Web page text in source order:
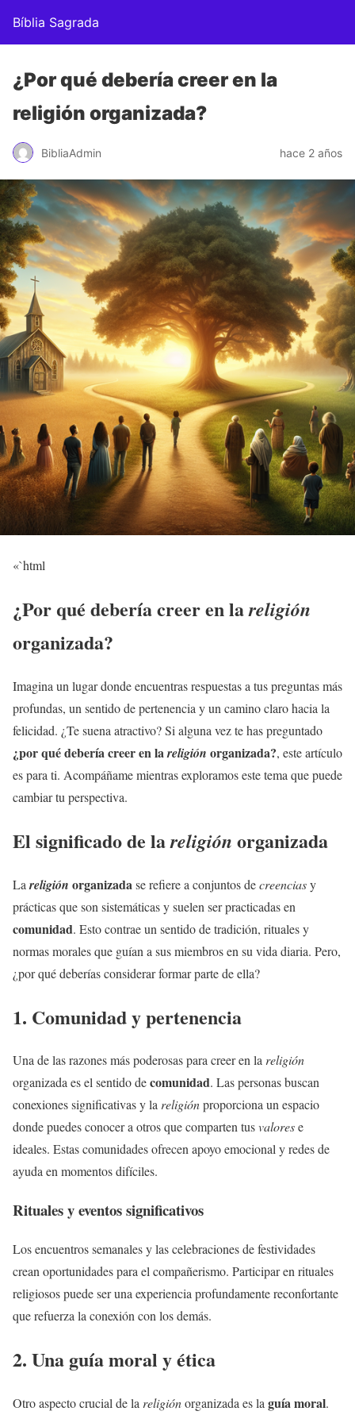
Bíblia Sagrada
¿Por qué debería creer en la
religión organizada?
BibliaAdmin hace 2 años
«`html
¿Por qué debería creer en lareligión
organizada?
Imagina un lugar donde encuentras respuestas a tus preguntas más
profundas, un sentido de pertenencia y un camino claro hacia la
felicidad. ¿Te suena atractivo? Si alguna vez te has preguntado
¿por qué debería creer en lareligión organizada?, este artículo
es para ti. Acompáñame mientras exploramos este tema que puede
cambiar tu perspectiva.
El significado de lareligión organizada
La religión organizadase refiere a conjuntos decreenciasy
prácticas que son sistemáticas y suelen ser practicadas en
comunidad. Esto contrae un sentido de tradición, rituales y
normas morales que guían a sus miembros en su vida diaria. Pero,
¿por qué deberías considerar formar parte de ella?
1. Comunidad y pertenencia
Una de las razones más poderosas para creer en lareligión
organizada es el sentido decomunidad. Las personas buscan
conexiones significativas y lareligiónproporciona un espacio
donde puedes conocer a otros que comparten tusvalorese
ideales. Estas comunidades ofrecen apoyo emocional y redes de
ayuda en momentos difíciles.
Rituales y eventos significativos
Los encuentros semanales y las celebraciones de festividades
crean oportunidades para el compañerismo. Participar en rituales
religiosos puede ser una experiencia profundamente reconfortante
que refuerza la conexión con los demás.
2. Una guía moral y ética
Otro aspecto crucial de la religiónorganizada es la guía moral.